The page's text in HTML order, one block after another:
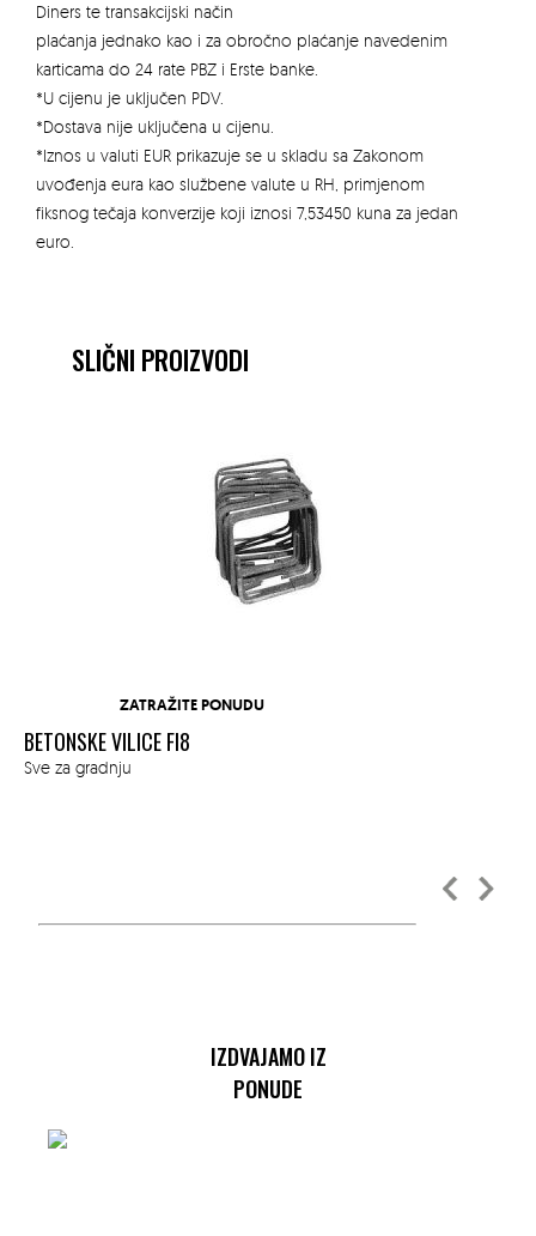
Diners te transakcijski način
plaćanja jednako kao i za obročno plaćanje navedenim
karticama do 24 rate PBZ i Erste banke.
*U cijenu je uključen PDV.
*Dostava nije uključena u cijenu.
*Iznos u valuti EUR prikazuje se u skladu sa Zakonom
uvođenja eura kao službene valute u RH, primjenom
fiksnog tečaja konverzije koji iznosi 7,53450 kuna za jedan
euro.
SLIČNI PROIZVODI
ZATRAŽITE PONUDU
BETONSKE VILICE FI8
Sve za gradnju
IZDVAJAMO IZ
PONUDE